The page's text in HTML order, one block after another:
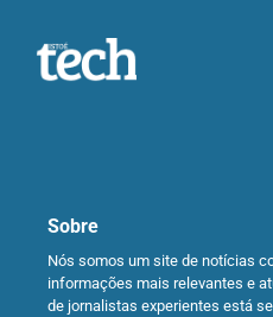
Sobre
Nós somos um site de notícias
informações mais relevantes e
de jornalistas experientes está